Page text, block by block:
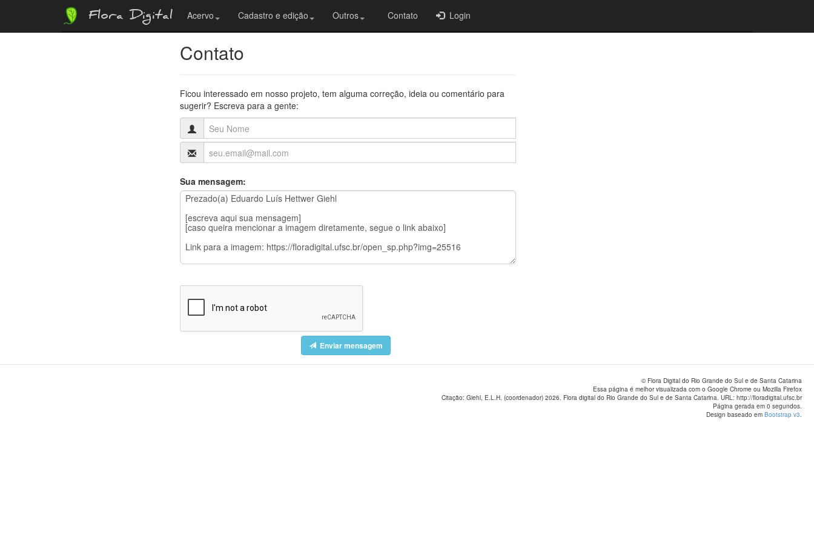
Flora Digital Acervo Cadastro e edição Outros Contato Login
Contato
Ficou interessado em nosso projeto, tem alguma correção, ideia ou comentário para
sugerir? Escreva para a gente:
Sua mensagem:
Enviar mensagem
© Flora Digital do Rio Grande do Sul e de Santa Catarina
Essa página é melhor visualizada com o Google Chrome ou Mozilla Firefox
Citação: Giehl, E.L.H. (coordenador) 2026. Flora digital do Rio Grande do Sul e de Santa Catarina. URL: http://floradigital.ufsc.br
Página gerada em 0 segundos.
Design baseado em Bootstrap v3.